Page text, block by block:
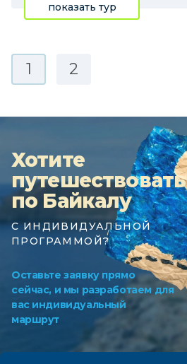
показать тур
1 2
Хотите
путешествовать
по Байкалу
С ИНДИВИДУАЛЬНОЙ
ПРОГРАММОЙ?
Оставьте заявку прямо
сейчас, и мы разработаем для
вас индивидуальный
маршрут